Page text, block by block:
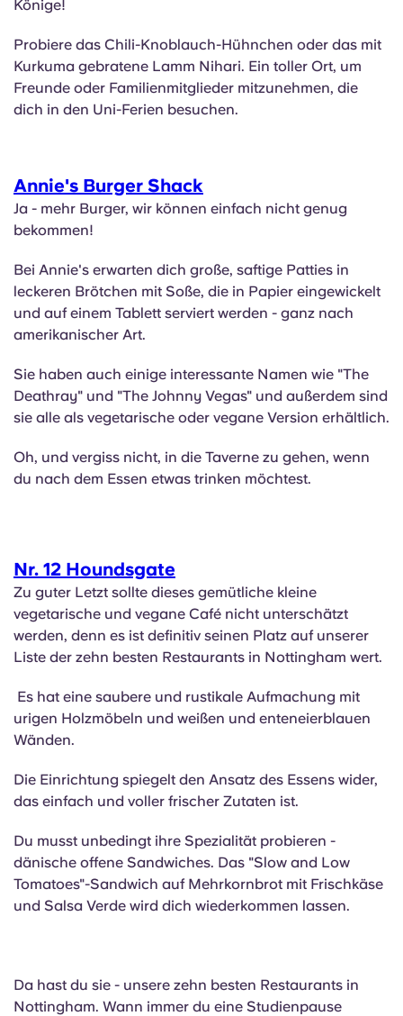
Könige!
Probiere das Chili-Knoblauch-Hühnchen oder das mit
Kurkuma gebratene Lamm Nihari. Ein toller Ort, um
Freunde oder Familienmitglieder mitzunehmen, die
dich in den Uni-Ferien besuchen.
Annie's Burger Shack
Ja - mehr Burger, wir können einfach nicht genug
bekommen!
Bei Annie's erwarten dich große, saftige Patties in
leckeren Brötchen mit Soße, die in Papier eingewickelt
und auf einem Tablett serviert werden - ganz nach
amerikanischer Art.
Sie haben auch einige interessante Namen wie "The
Deathray" und "The Johnny Vegas" und außerdem sind
sie alle als vegetarische oder vegane Version erhältlich.
Oh, und vergiss nicht, in die Taverne zu gehen, wenn
du nach dem Essen etwas trinken möchtest.
Nr. 12 Houndsgate
Zu guter Letzt sollte dieses gemütliche kleine
vegetarische und vegane Café nicht unterschätzt
werden, denn es ist definitiv seinen Platz auf unserer
Liste der zehn besten Restaurants in Nottingham wert.
Es hat eine saubere und rustikale Aufmachung mit
urigen Holzmöbeln und weißen und enteneierblauen
Wänden.
Die Einrichtung spiegelt den Ansatz des Essens wider,
das einfach und voller frischer Zutaten ist.
Du musst unbedingt ihre Spezialität probieren -
dänische offene Sandwiches. Das "Slow and Low
Tomatoes"-Sandwich auf Mehrkornbrot mit Frischkäse
und Salsa Verde wird dich wiederkommen lassen.
Da hast du sie - unsere zehn besten Restaurants in
Nottingham. Wann immer du eine Studienpause